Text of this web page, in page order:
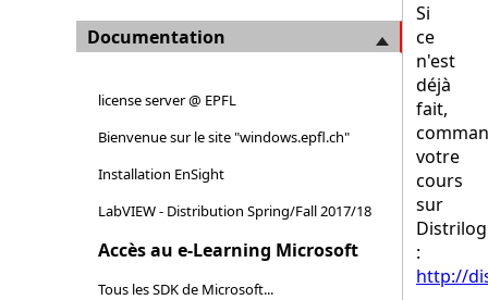
Documentation
license server @ EPFL
Bienvenue sur le site "windows.epfl.ch"
Installation EnSight
LabVIEW - Distribution Spring/Fall 2017/18
Accès au e-Learning Microsoft
Tous les SDK de Microsoft...
Si
ce
n'est
déjà
fait,
votre
cours
sur
Distrilog
:
http://